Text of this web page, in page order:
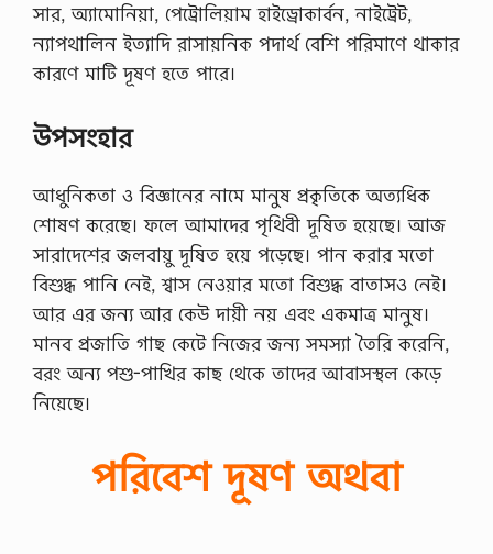
সার, অ্যামোনিয়া, পেট্রোলিয়াম হাইড্রোকার্বন, নাইট্রেট,
ন্যাপথালিন ইত্যাদি রাসায়নিক পদার্থ বেশি পরিমাণে থাকার
কারণে মাটি দূষণ হতে পারে।
উপসংহার
আধুনিকতা ও বিজ্ঞানের নামে মানুষ প্রকৃতিকে অত্যধিক
শোষণ করেছে। ফলে আমাদের পৃথিবী দূষিত হয়েছে। আজ
সারাদেশের জলবায়ু দূষিত হয়ে পড়েছে। পান করার মতো
বিশুদ্ধ পানি নেই, শ্বাস নেওয়ার মতো বিশুদ্ধ বাতাসও নেই।
আর এর জন্য আর কেউ দায়ী নয় এবং একমাত্র মানুষ।
মানব প্রজাতি গাছ কেটে নিজের জন্য সমস্যা তৈরি করেনি,
বরং অন্য পশু-পাখির কাছ থেকে তাদের আবাসস্থল কেড়ে
নিয়েছে।
পরিবেশ দূষণ অথবা